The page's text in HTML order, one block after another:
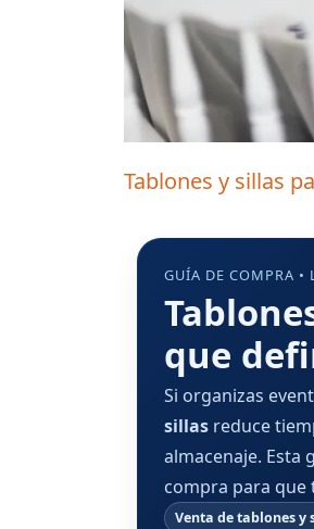
Tablones y sillas
GUÍA DE COMPRA •
que
Si organizas
sillas reduce
almacenaje. Esta
compra para que
Venta de tablones y